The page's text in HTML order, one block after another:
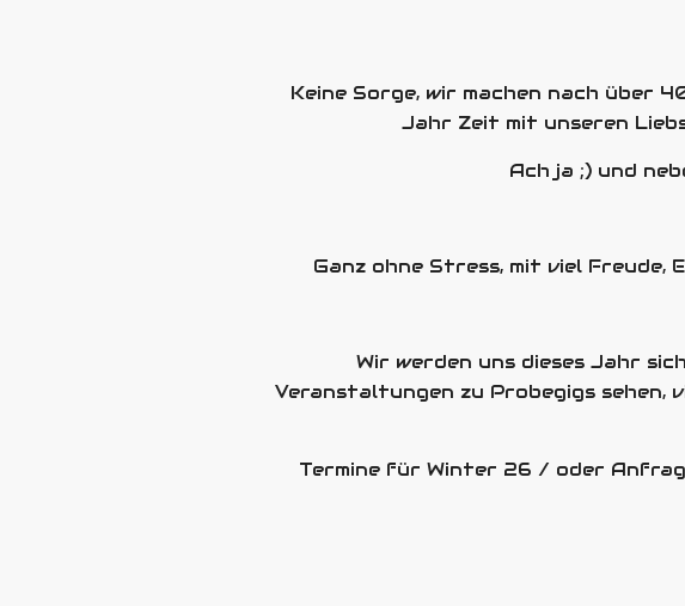
Keine Sorge, wir machen nach über
Jahr Zeit mit unseren
Ach ja ;) und
Ganz ohne Stress, mit viel Freude,
Wir werden uns dieses Jahr
Veranstaltungen zu Probegigs sehen,
Termine für Winter 26 / oder